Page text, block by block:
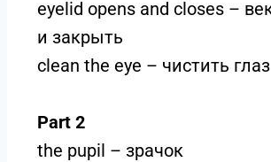
eyelid opens and closes –
и закрыть
clean the eye – чистить глаз
Part 2
the pupil – зрачок